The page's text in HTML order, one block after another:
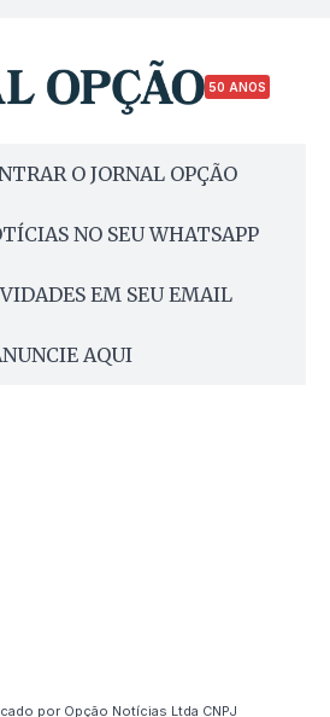
50 ANOS
O JORNAL OPÇÃO
NO SEU WHATSAPP
EM SEU EMAIL
AQUI
por Opção Notícias Ltda CNPJ